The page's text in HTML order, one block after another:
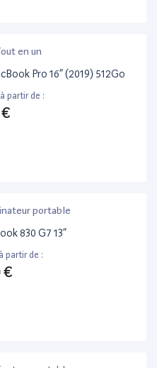
en un
Pro 16” (2019) 512Go
partir de :
portable
830 G7 13”
partir de :
€